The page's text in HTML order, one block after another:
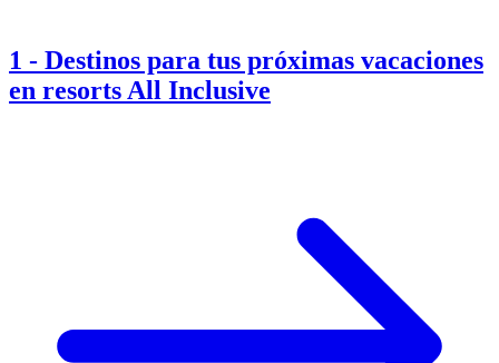
1 - Destinos para tus próximas vacaciones
en resorts All Inclusive